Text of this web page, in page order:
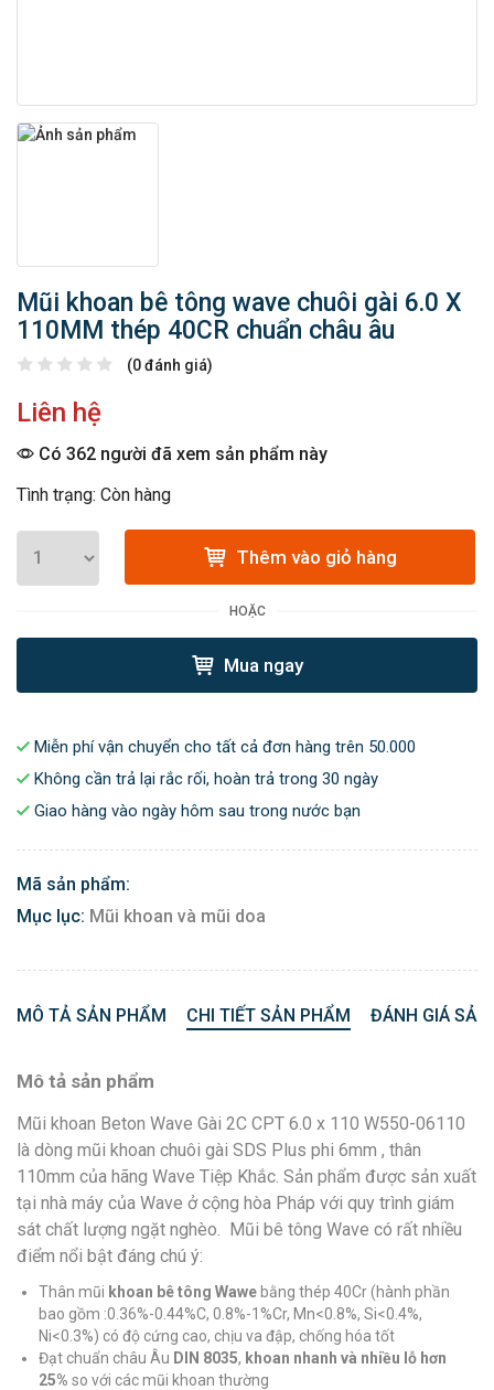
Mũi khoan bê tông wave chuôi gài 6.0 X
110MM thép 40CR chuẩn châu âu
(0 đánh giá)
Liên hệ
Có 362 người đã xem sản phẩm này
Tình trạng: Còn hàng
Thêm vào giỏ hàng
HOẶC
Mua ngay
Miễn phí vận chuyển cho tất cả đơn hàng trên 50.000
Không cần trả lại rắc rối, hoàn trả trong 30 ngày
Giao hàng vào ngày hôm sau trong nước bạn
Mã sản phẩm:
Mục lục: Mũi khoan và mũi doa
MÔ TẢ SẢN PHẨM CHI TIẾT SẢN PHẨM ĐÁNH GIÁ
Mô tả sản phẩm
Mũi khoan Beton Wave Gài 2C CPT 6.0 x 110 W550-06110
là dòng mũi khoan chuôi gài SDS Plus phi 6mm , thân
110mm của hãng Wave Tiệp Khắc. Sản phẩm được sản xuất
tại nhà máy của Wave ở cộng hòa Pháp với quy trình giám
sát chất lượng ngặt nghèo. Mũi bê tông Wave có rất nhiều
điểm nổi bật đáng chú ý:
Thân mũi khoan bê tông Wawe bằng thép 40Cr (hành phần
bao gồm :0.36%-0.44%C, 0.8%-1%Cr, Mn<0.8%, Si<0.4%,
Ni<0.3%) có độ cứng cao, chịu va đập, chống hóa tốt
Đạt chuẩn châu Âu DIN 8035, khoan nhanh và nhiều lỗ hơn
25% so với các mũi khoan thường